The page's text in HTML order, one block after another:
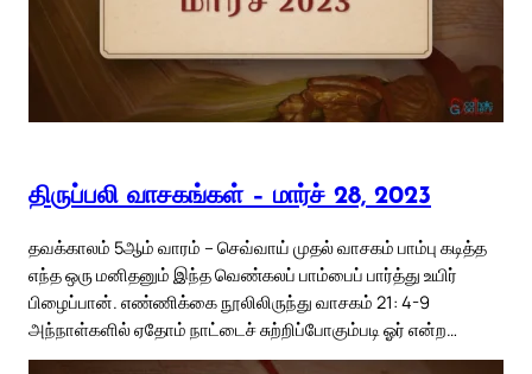
திருப்பலி வாசகங்கள் – மார்ச் 28, 2023
தவக்காலம் 5ஆம் வாரம் – செவ்வாய் முதல் வாசகம் பாம்பு கடித்த
எந்த ஒரு மனிதனும் இந்த வெண்கலப் பாம்பைப் பார்த்து உயிர்
பிழைப்பான். எண்ணிக்கை நூலிலிருந்து வாசகம் 21: 4-9
அந்நாள்களில் ஏதோம் நாட்டைச் சுற்றிப்போகும்படி ஓர் என்ற…